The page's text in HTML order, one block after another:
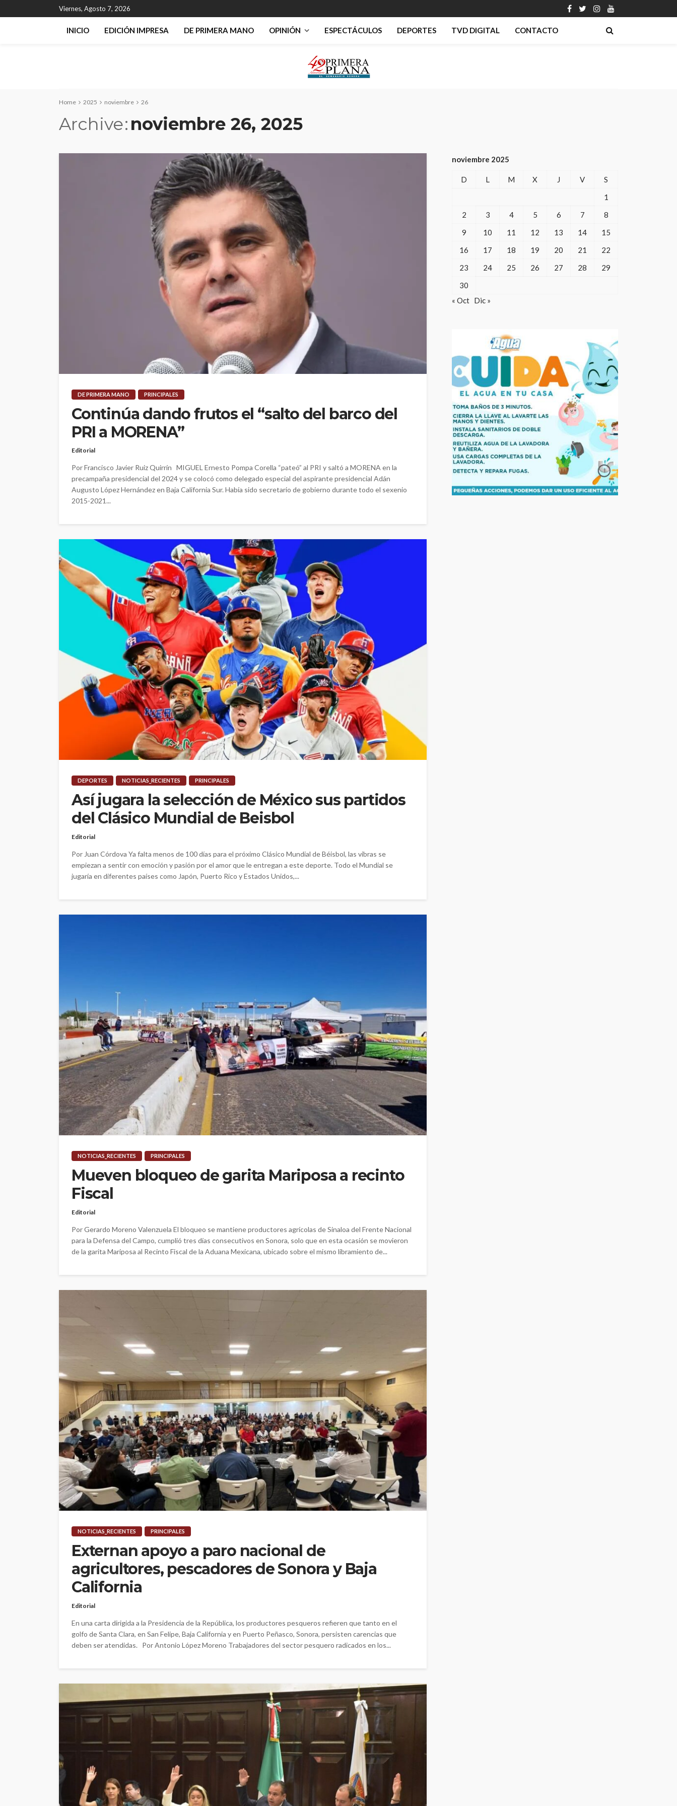
Viernes, Agosto 7, 2026
INICIO EDICIÓN IMPRESA DE PRIMERA MANO OPINIÓN ESPECTÁCULOS DEPORTES TVD DIGITAL CONTACTO
Home 2025 noviembre 26
Archive noviembre 26, 2025
DE PRIMERA MANO PRINCIPALES
Continúa dando frutos el “salto del barco del
PRI a MORENA”
Editorial
Por Francisco Javier Ruiz Quirrín MIGUEL Ernesto Pompa Corella “pateó” al PRI y saltó a MORENA en la
precampaña presidencial del 2024 y se colocó como delegado especial del aspirante presidencial Adán
Augusto López Hernández en Baja California Sur. Había sido secretario de gobierno durante todo el sexenio
2015-2021...
DEPORTES NOTICIAS_RECIENTES PRINCIPALES
Así jugara la selección de México sus partidos
del Clásico Mundial de Beisbol
Editorial
Por Juan Córdova Ya falta menos de 100 días para el próximo Clásico Mundial de Béisbol, las vibras se
empiezan a sentir con emoción y pasión por el amor que le entregan a este deporte. Todo el Mundial se
jugaría en diferentes países como Japón, Puerto Rico y Estados Unidos,...
NOTICIAS_RECIENTES PRINCIPALES
Mueven bloqueo de garita Mariposa a recinto
Fiscal
Editorial
Por Gerardo Moreno Valenzuela El bloqueo se mantiene productores agrícolas de Sinaloa del Frente Nacional
para la Defensa del Campo, cumplió tres días consecutivos en Sonora, solo que en esta ocasión se movieron
de la garita Mariposa al Recinto Fiscal de la Aduana Mexicana, ubicado sobre el mismo libramiento de...
NOTICIAS_RECIENTES PRINCIPALES
Externan apoyo a paro nacional de
agricultores, pescadores de Sonora y Baja
California
Editorial
En una carta dirigida a la Presidencia de la República, los productores pesqueros refieren que tanto en el
golfo de Santa Clara, en San Felipe, Baja California y en Puerto Peñasco, Sonora, persisten carencias que
deben ser atendidas. Por Antonio López Moreno Trabajadores del sector pesquero radicados en los...
noviembre 2025
D L M X J V
S
1
2
3 4 5 6 7
8
9
10 11 12 13 14
15
16
17 18 19 20 21
22
23
24 25 26 27 28
29
30
« Oct Dic »